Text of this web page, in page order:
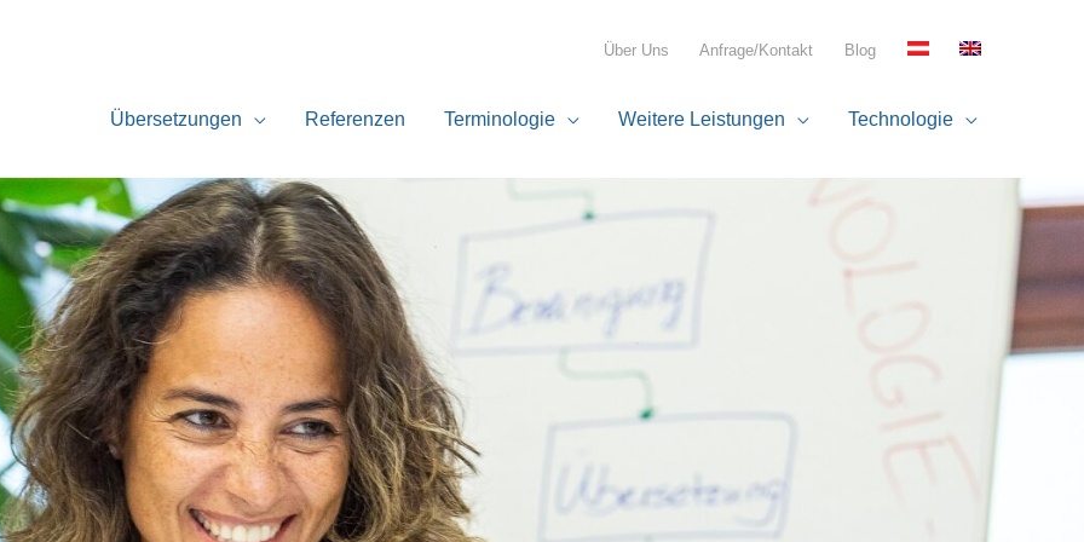
Über Uns Anfrage/Kontakt Blog
Übersetzungen Referenzen Terminologie Weitere Leistungen Technologie